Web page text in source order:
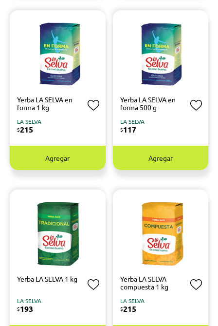
Yerba LA SELVA en
forma 1 kg
LA SELVA
$215
Agregar
Yerba LA SELVA en
forma 500 g
LA SELVA
$117
Agregar
Yerba LA SELVA 1 kg
LA SELVA
$193
Yerba LA SELVA
compuesta 1 kg
LA SELVA
$215